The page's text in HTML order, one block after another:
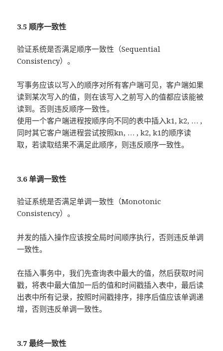
3.5 顺序一致性
验证系统是否满足顺序一致性（Sequential
Consistency）。
写事务应该以写入的顺序对所有客户端可见，客户端如果
读到某次写入的值，则在该写入之前写入的值都应该能被
读到。否则违反顺序一致性。
使用一个客户端进程按顺序向不同的表中插入k1, k2, … ,
同时其它客户端进程尝试按照kn, … , k2, k1的顺序读
取，若读取结果不满足此顺序，则违反顺序一致性。
3.6 单调一致性
验证系统是否满足单调一致性（Monotonic
Consistency）。
并发的插入操作应该按全局时间顺序执行，否则违反单调
一致性。
在插入事务中，我们先查询表中最大的值，然后获取时间
戳，将表中最大值加一后的值和时间戳插入表中，最后读
出表中所有记录，按照时间戳排序，排序后值应该单调递
增，否则违反单调一致性。
3.7 最终一致性